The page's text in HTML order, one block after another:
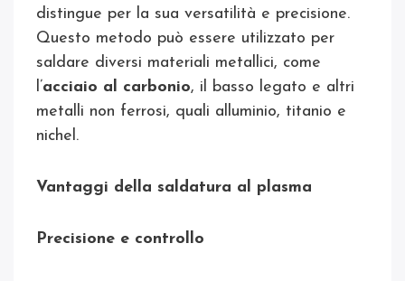
distingue per la sua versatilità e precisione.
Questo metodo può essere utilizzato per
saldare diversi materiali metallici, come
l’acciaio al carbonio, il basso legato e altri
metalli non ferrosi, quali alluminio, titanio e
nichel.
Vantaggi della saldatura al plasma
Precisione e controllo